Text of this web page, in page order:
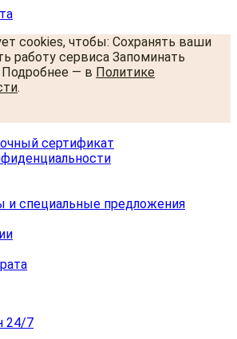
cookies, чтобы: Сохранять ваши
работу сервиса Запоминать
— в Политике
.
сертификат
и специальные предложения
24/7